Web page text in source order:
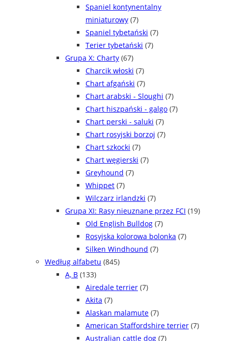
Spaniel kontynentalny
miniaturowy (7)
Spaniel tybetański (7)
Terier tybetański (7)
Grupa X: Charty (67)
Charcik włoski (7)
Chart afgański (7)
Chart arabski - Sloughi (7)
Chart hiszpański - galgo (7)
Chart perski - saluki (7)
Chart rosyjski borzoj (7)
Chart szkocki (7)
Chart węgierski (7)
Greyhound (7)
Whippet (7)
Wilczarz irlandzki (7)
Grupa XI: Rasy nieuznane przez FCI (19)
Old English Bulldog (7)
Rosyjska kolorowa bolonka (7)
Silken Windhound (7)
Według alfabetu (845)
A, B (133)
Airedale terrier (7)
Akita (7)
Alaskan malamute (7)
American Staffordshire terrier (7)
Australian cattle dog (7)